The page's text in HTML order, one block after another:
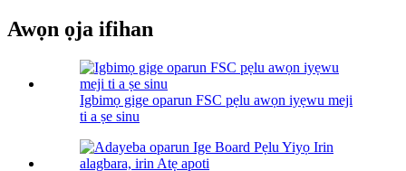
Awọn ọja ifihan
Igbimọ gige oparun FSC pẹlu awọn iyẹwu meji
ti a ṣe sinu